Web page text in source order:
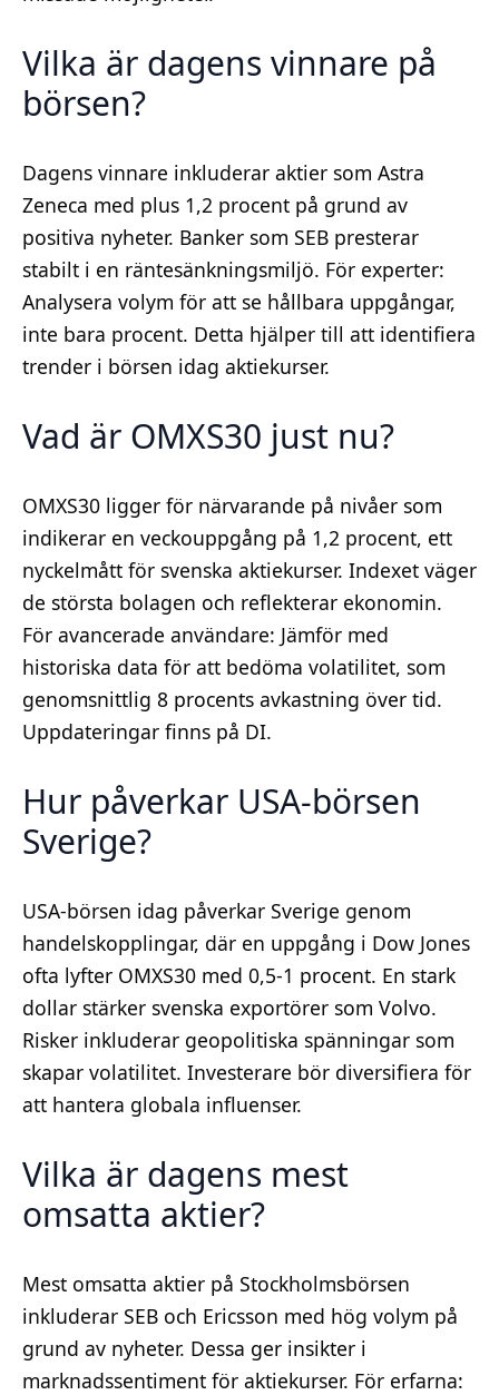
Vilka är dagens vinnare på
börsen?
Dagens vinnare inkluderar aktier som Astra
Zeneca med plus 1,2 procent på grund av
positiva nyheter. Banker som SEB presterar
stabilt i en räntesänkningsmiljö. För experter:
Analysera volym för att se hållbara uppgångar,
inte bara procent. Detta hjälper till att identifiera
trender i börsen idag aktiekurser.
Vad är OMXS30 just nu?
OMXS30 ligger för närvarande på nivåer som
indikerar en veckouppgång på 1,2 procent, ett
nyckelmått för svenska aktiekurser. Indexet väger
de största bolagen och reflekterar ekonomin.
För avancerade användare: Jämför med
historiska data för att bedöma volatilitet, som
genomsnittlig 8 procents avkastning över tid.
Uppdateringar finns på DI.
Hur påverkar USA-börsen
Sverige?
USA-börsen idag påverkar Sverige genom
handelskopplingar, där en uppgång i Dow Jones
ofta lyfter OMXS30 med 0,5-1 procent. En stark
dollar stärker svenska exportörer som Volvo.
Risker inkluderar geopolitiska spänningar som
skapar volatilitet. Investerare bör diversifiera för
att hantera globala influenser.
Vilka är dagens mest
omsatta aktier?
Mest omsatta aktier på Stockholmsbörsen
inkluderar SEB och Ericsson med hög volym på
grund av nyheter. Dessa ger insikter i
marknadssentiment för aktiekurser. För erfarna: